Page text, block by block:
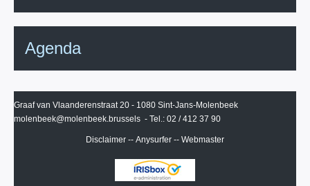
Agenda
Graaf van Vlaanderenstraat 20 - 1080 Sint-Jans-Molenbeek
molenbeek@molenbeek.brussels - Tel.: 02 / 412 37 90
Disclaimer -- Anysurfer -- Webmaster